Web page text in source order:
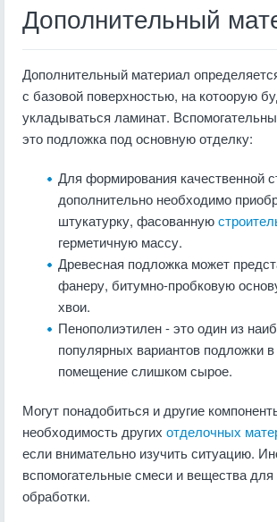
Дополнительный
Дополнительный материал
с базовой поверхностью, на котоорую
укладываться ламинат.
это подложка под основную отделку:
Для формирования качественной
дополнительно необходимо
штукатурку, фасованную
герметичную массу.
Древесная подложка может
фанеру, битумно-пробковую
хвои.
Пенополиэтилен - это один из
популярных вариантов подложки в
помещение слишком сырое.
Могут понадобиться и другие
необходимость других отделочных
если внимательно изучить ситуацию.
вспомогательные смеси и вещества для
обработки.